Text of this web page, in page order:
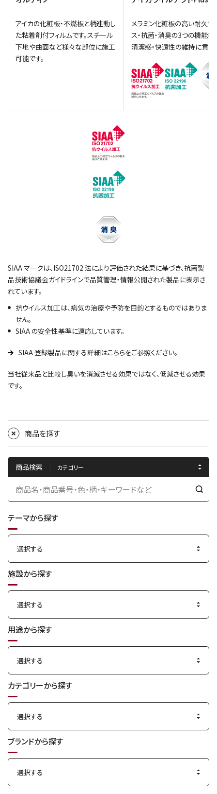
アイカの化粧板・不燃板と柄連動し
た粘着剤付フィルムです。スチール
下地や曲面など様々な部位に施工
可能です。
メラミン化粧板の高い耐久性
ス・抗菌・消臭の3つの機能を
清潔感・快適性の維持に貢献
SIAA マークは、ISO21702 法により評価された結果に基づき、抗菌製
品技術協議会ガイドラインで品質管理・情報公開された製品に表示さ
れています。
抗ウイルス加工は、病気の治療や予防を目的とするものではありま
せん。
SIAA の安全性基準に適応しています。
SIAA 登録製品に関する詳細はこちらをご参照ください。
当社従来品と比較し臭いを消滅させる効果ではなく、低減させる効果
です。
商品を探す
商品検索
検
テーマから探す
施設から探す
用途から探す
カテゴリーから探す
ブランドから探す